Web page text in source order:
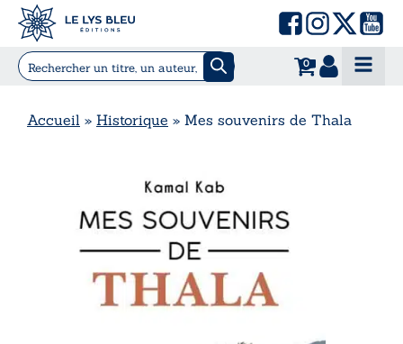
0
Accueil » Historique » Mes souvenirs de Thala